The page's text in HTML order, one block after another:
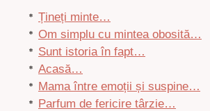
Țineți minte…
Om simplu cu mintea obosită…
Sunt istoria în fapt…
Acasă…
Mama între emoții și suspine…
Parfum de fericire târzie…